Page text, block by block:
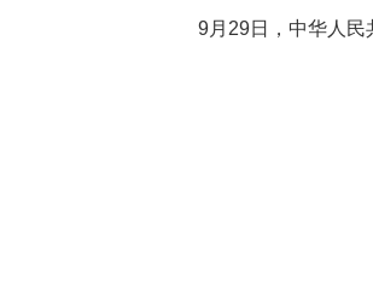
9月29日，中华人民